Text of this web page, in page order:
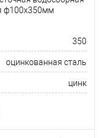
ф100х350мм
350
оцинкованная сталь
цинк